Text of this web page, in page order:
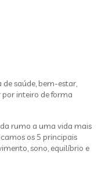
saúde, bem-estar,
por inteiro de forma
rumo a uma vida mais
os 5 principais
sono, equilíbrio e